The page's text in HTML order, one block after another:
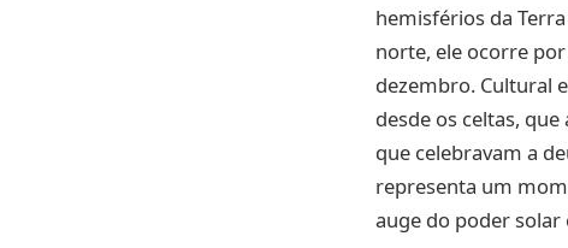
hemisférios da
norte, ele ocorre
dezembro. Cultural
desde os celtas,
que celebravam a
representa um
auge do poder solar